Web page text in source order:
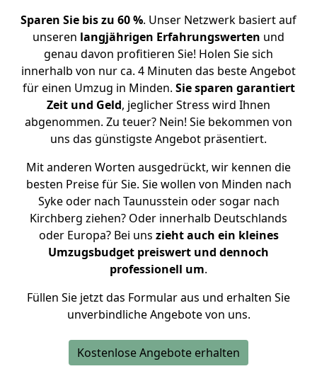
Sparen Sie bis zu 60 %. Unser Netzwerk basiert auf
unseren langjährigen Erfahrungswerten und
genau davon profitieren Sie! Holen Sie sich
innerhalb von nur ca. 4 Minuten das beste Angebot
für einen Umzug in Minden. Sie sparen garantiert
Zeit und Geld, jeglicher Stress wird Ihnen
abgenommen. Zu teuer? Nein! Sie bekommen von
uns das günstigste Angebot präsentiert.
Mit anderen Worten ausgedrückt, wir kennen die
besten Preise für Sie. Sie wollen von Minden nach
Syke oder nach Taunusstein oder sogar nach
Kirchberg ziehen? Oder innerhalb Deutschlands
oder Europa? Bei uns zieht auch ein kleines
Umzugsbudget preiswert und dennoch
professionell um.
Füllen Sie jetzt das Formular aus und erhalten Sie
unverbindliche Angebote von uns.
Kostenlose Angebote erhalten